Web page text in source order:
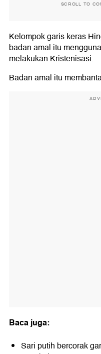
SCROLL TO
Kelompok garis keras
badan amal itu
melakukan Kristenisasi.
Badan amal itu
Baca juga:
Sari putih bercorak